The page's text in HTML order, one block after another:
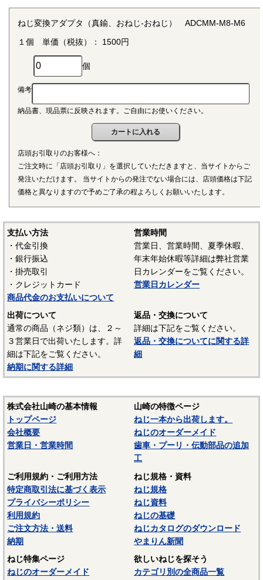
ねじ変換アダプタ（真鍮、おねじ-おねじ） ADCMM-M8-M6
１個 単価（税抜）： 1500円
個
備考
納品書、現品票に反映されます。ご自由にお使いください。
店頭お引取りのお客様へ：
ご注文時に「店頭お引取り」を選択していただきますと、当サイトからご
発注いただけます。 当サイトからの発注でない場合には、店頭価格は下記
価格と異なりますので予めご了承の程よろしくお願いいたします。
支払い方法
・代金引換
・銀行振込
・掛売取引
・クレジットカード
商品代金のお支払いについて
営業時間
営業日、営業時間、夏季休暇、
年末年始休暇等詳細は弊社営業
日カレンダーをご覧ください。
営業日カレンダー
出荷について
通常の商品（ネジ類）は、２～
３営業日で出荷いたします。詳
細は下記をご覧ください。
納期に関する詳細
返品・交換について
詳細は下記をご覧ください。
返品・交換についてに関する詳
細
株式会社山崎の基本情報
トップページ
会社概要
営業日・営業時間
山崎の特徴ページ
ねじ一本から出荷します。
ねじのオーダーメイド
歯車・プーリ・伝動部品の追加
工
ご利用規約・ご利用方法
特定商取引法に基づく表示
プライバシーポリシー
利用規約
ご注文方法・送料
納期
ねじ規格・資料
ねじ規格
ねじ資料
ねじの基礎
ねじカタログのダウンロード
やまりん新聞
ねじ特集ページ
ねじのオーダーメイド
欲しいねじを探そう
カテゴリ別の全商品一覧